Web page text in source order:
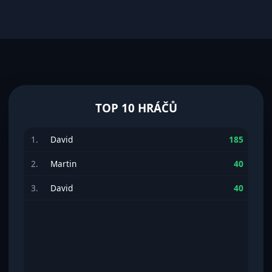
TOP 10 HRÁČŮ
1. David 185
2. Martin 40
3. David 40
SYNONYMUM